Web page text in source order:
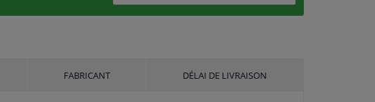
FABRICANT DÉLAI DE LIVRAISON